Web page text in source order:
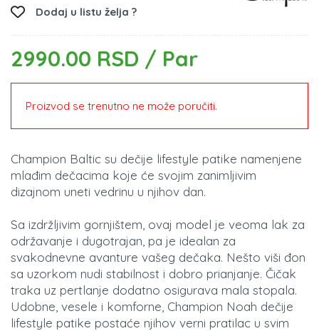
Dodaj u listu želja ?
2990.00 RSD / Par
Proizvod se trenutno ne može poručiti.
Champion Baltic su dečije lifestyle patike namenjene
mlađim dečacima koje će svojim zanimljivim
dizajnom uneti vedrinu u njihov dan.
Sa izdržljivim gornjištem, ovaj model je veoma lak za
održavanje i dugotrajan, pa je idealan za
svakodnevne avanture vašeg dečaka. Nešto viši đon
sa uzorkom nudi stabilnost i dobro prianjanje. Čičak
traka uz pertlanje dodatno osigurava mala stopala.
Udobne, vesele i komforne, Champion Noah dečije
lifestyle patike postaće njihov verni pratilac u svim